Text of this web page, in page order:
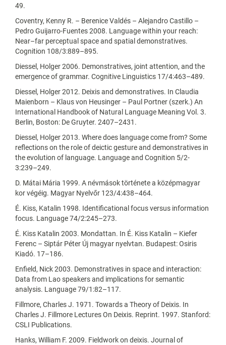
49.
Coventry, Kenny R. – Berenice Valdés – Alejandro Castillo –
Pedro Guijarro-Fuentes 2008. Language within your reach:
Near–far perceptual space and spatial demonstratives.
Cognition 108/3:889–895.
Diessel, Holger 2006. Demonstratives, joint attention, and the
emergence of grammar. Cognitive Linguistics 17/4:463–489.
Diessel, Holger 2012. Deixis and demonstratives. In Claudia
Maienborn – Klaus von Heusinger – Paul Portner (szerk.) An
International Handbook of Natural Language Meaning Vol. 3.
Berlin, Boston: De Gruyter. 2407–2431.
Diessel, Holger 2013. Where does language come from? Some
reflections on the role of deictic gesture and demonstratives in
the evolution of language. Language and Cognition 5/2-
3:239–249.
D. Mátai Mária 1999. A névmások története a középmagyar
kor végéig. Magyar Nyelvőr 123/4:438–464.
É. Kiss, Katalin 1998. Identificational focus versus information
focus. Language 74/2:245–273.
É. Kiss Katalin 2003. Mondattan. In É. Kiss Katalin – Kiefer
Ferenc – Siptár Péter Új magyar nyelvtan. Budapest: Osiris
Kiadó. 17–186.
Enfield, Nick 2003. Demonstratives in space and interaction:
Data from Lao speakers and implications for semantic
analysis. Language 79/1:82–117.
Fillmore, Charles J. 1971. Towards a Theory of Deixis. In
Charles J. Fillmore Lectures On Deixis. Reprint. 1997. Stanford:
CSLI Publications.
Hanks, William F. 2009. Fieldwork on deixis. Journal of